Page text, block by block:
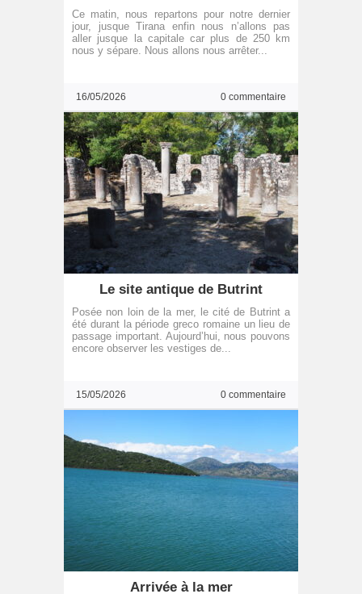
Ce matin, nous repartons pour notre dernier
jour, jusque Tirana enfin nous n’allons pas
aller jusque la capitale car plus de 250 km
nous y sépare. Nous allons nous arrêter...
16/05/2026 0 commentaire
Le site antique de Butrint
Posée non loin de la mer, le cité de Butrint a
été durant la période greco romaine un lieu de
passage important. Aujourd’hui, nous pouvons
encore observer les vestiges de...
15/05/2026 0 commentaire
Arrivée à la mer